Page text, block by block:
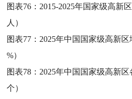
图表76： 2015-2025年国家级高新
人）
图表77： 2025年中国国家级高新区
%）
图表78： 2025年中国国家级高新
个）